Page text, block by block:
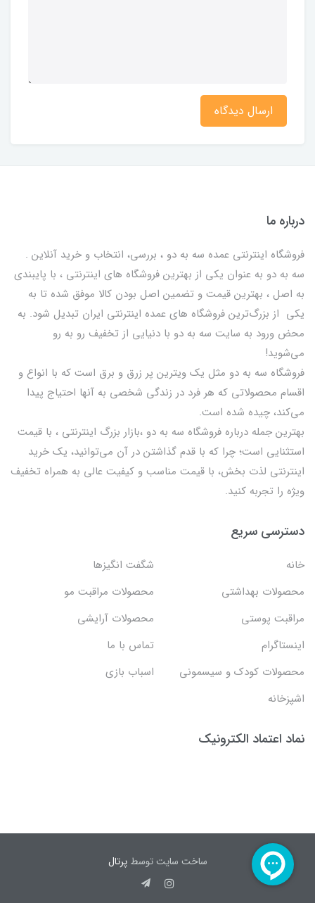
ارسال دیدگاه
درباره ما
فروشگاه اینترنتی عمده سه به دو ، بررسی، انتخاب و خرید آنلاین .
سه به دو به عنوان یکی از بهترين فروشگاه های اینترنتی ، با پایبندی
به اصل ، بهترين قيمت و تضمین اصل‌ بودن کالا موفق شده تا به
يكي از بزرگ‌ترين فروشگاه هاي عمده اینترنتی ایران تبدیل شود. به
محض ورود به سایت سه به دو با دنیایی از تخفيف رو به رو
می‌شوید!
فروشگاه سه به دو مثل یک ویترین پر زرق و برق است که با انواع و
اقسام محصولاتی که هر فرد در زندگی شخصی به آنها احتیاج پیدا
می‌کند، چیده شده است.
بهترين جمله درباره فروشگاه سه به دو ،بازار بزرگ اینترنتی ، با قيمت
استثنايي است؛ چرا که با قدم گذاشتن در آن می‌توانید، یک خرید
اینترنتی لذت بخش، با قیمت مناسب و کیفیت عالی به همراه تخفیف
ویژه را تجربه کنید.
دسترسی سریع
خانه
شگفت انگيزها
محصولات بهداشتي
محصولات مراقبت مو
مراقبت پوستی
محصولات آرایشی
اینستاگرام
تماس با ما
محصولات کودک و سیسمونی
اسباب بازی
اشپزخانه
نماد اعتماد الکترونیک
ساخت سایت توسطپرتال